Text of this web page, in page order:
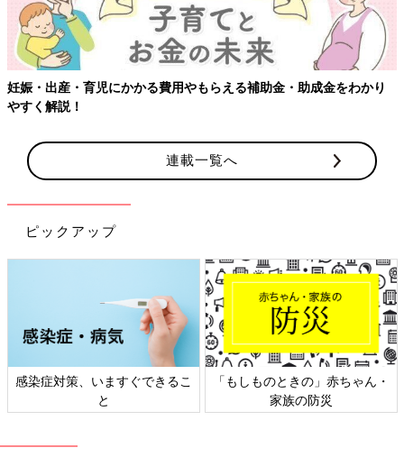
妊娠・出産・育児にかかる費用やもらえる補助金・助成金をわかり
やすく解説！
連載一覧へ
ピックアップ
感染症対策、いますぐできるこ
と
「もしものときの」赤ちゃん・
家族の防災